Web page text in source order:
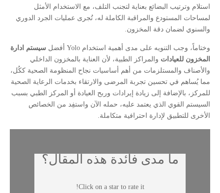
استلام وترتيب البضائع بعناية لتجنب التلف، مع الاستخدام الأمثل
لمساحات المستودع والمراقبة الكاملة له، تُجرى عمليات الجرد الدوري
والسنوي لضمان دقة المخزون.
وختاماً، وجب التنويه على مدى أهمية استخدام Yolo أفضل
سيستم ادارة
المخزون للعيادات والمراكز الطبية، لأن العناية بالمخزون الداخلي
والأصناف والمستلزمات من أهم أساسيات نجاح المنظومة الصحية ككُل،
مما يُساهم في تحسين تجربة المرضى والارتقاء بخدمات الرعاية الصحية
للمركز، بالإضافة إلى زيادة إيرادات وربح العيادة أو المركز الطبي بسبب
السيستم القوي الذي يعتمد عليه، حمله الآن واستفِد من الخصائص
الأخرى للتطبيق لإدارة احترافية متكاملة.
ما مدى فائدة هذه المقال؟
Click on a star to rate it!